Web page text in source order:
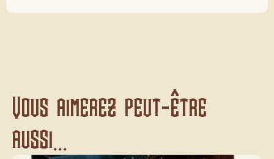
Vous aimerez peut-être
aussi...